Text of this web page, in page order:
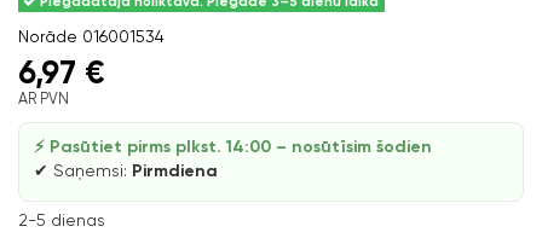
Norāde 016001534
6,97 €
AR PVN
⚡ Pasūtiet pirms plkst. 14:00 – nosūtīsim šodien
✔ Saņemsi: Pirmdiena
2-5 dienas